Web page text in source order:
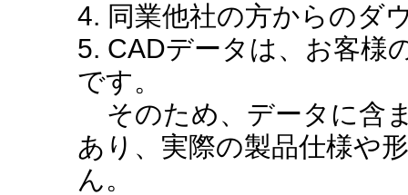
4. 同業他社の方からのダ
5. CADデータは、お客様
です。
そのため、データに含
あり、実際の製品仕様や
ん。